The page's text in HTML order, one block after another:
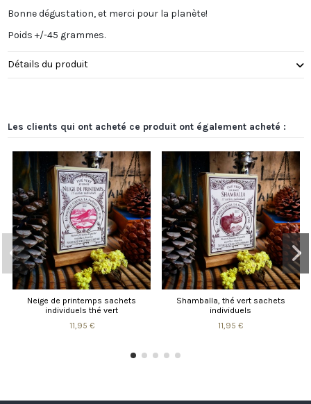
Bonne dégustation, et merci pour la planète!
Poids +/-45 grammes.
Détails du produit
Les clients qui ont acheté ce produit ont également acheté :
Neige de printemps sachets
individuels thé vert
11,95 €
Shamballa, thé vert sachets
individuels
11,95 €